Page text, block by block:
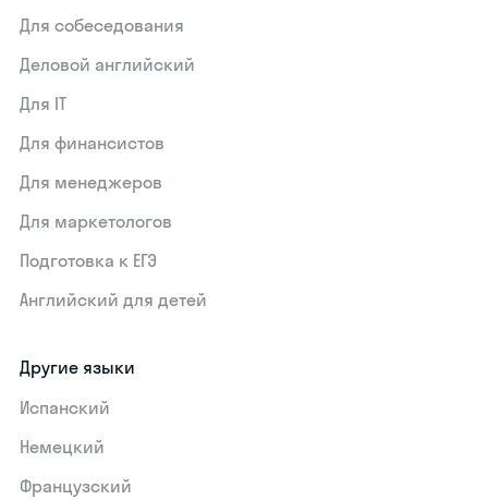
Для собеседования
Деловой английский
Для IT
Для финансистов
Для менеджеров
Для маркетологов
Подготовка к ЕГЭ
Английский для детей
Другие языки
Испанский
Немецкий
Французский